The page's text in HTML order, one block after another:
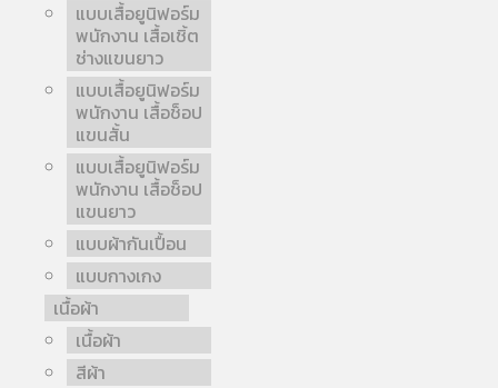
แบบเสื้อยูนิฟอร์ม
พนักงาน เสื้อเชิ้ต
ช่างแขนยาว
แบบเสื้อยูนิฟอร์ม
พนักงาน เสื้อช็อป
แขนสั้น
แบบเสื้อยูนิฟอร์ม
พนักงาน เสื้อช็อป
แขนยาว
แบบผ้ากันเปื้อน
แบบกางเกง
เนื้อผ้า
เนื้อผ้า
สีผ้า